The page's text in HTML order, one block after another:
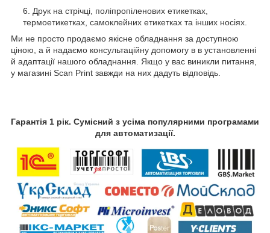
Друк на стрічці, поліпропіленових етикетках,
термоетикетках, самоклейних етикетках та інших носіях.
Ми не просто продаємо якісне обладнання за доступною
ціною, а й надаємо консультаційну допомогу в в установленні
й адаптації нашого обладнання. Якщо у вас виникли питання,
у магазині Scan Print завжди на них дадуть відповідь.
Гарантія 1 рік. Сумісний з усіма популярними програмами
для автоматизації.